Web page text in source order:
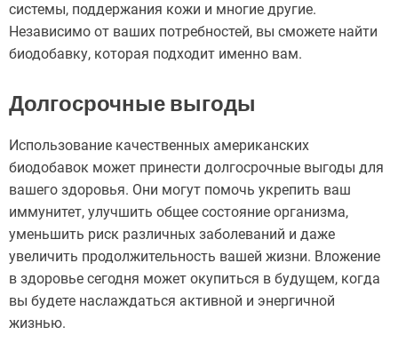
системы, поддержания кожи и многие другие.
Независимо от ваших потребностей, вы сможете найти
биодобавку, которая подходит именно вам.
Долгосрочные выгоды
Использование качественных американских
биодобавок может принести долгосрочные выгоды для
вашего здоровья. Они могут помочь укрепить ваш
иммунитет, улучшить общее состояние организма,
уменьшить риск различных заболеваний и даже
увеличить продолжительность вашей жизни. Вложение
в здоровье сегодня может окупиться в будущем, когда
вы будете наслаждаться активной и энергичной
жизнью.